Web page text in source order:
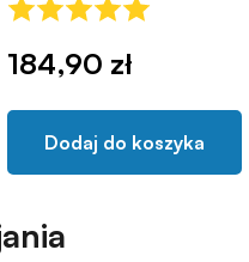
184,90 zł
Dodaj do koszyka